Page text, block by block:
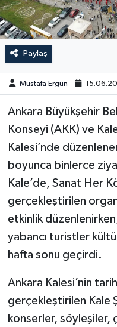
Paylaş
Mustafa Ergün
Ankara Büyükşehir
Konseyi (AKK) ve
Kalesi’nde
boyunca binlerce
Kale’de, Sanat Her
gerçekleştirilen
etkinlik
yabancı turistler
hafta sonu geçirdi.
Ankara Kalesi’nin
gerçekleştirilen Kale
konserler,